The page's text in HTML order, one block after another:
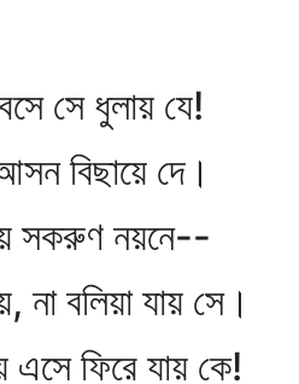
সে ধুলায় যে!
বিছায়ে দে।
সকরুণ নয়নে--
বলিয়া যায় সে।
ফিরে যায় কে!